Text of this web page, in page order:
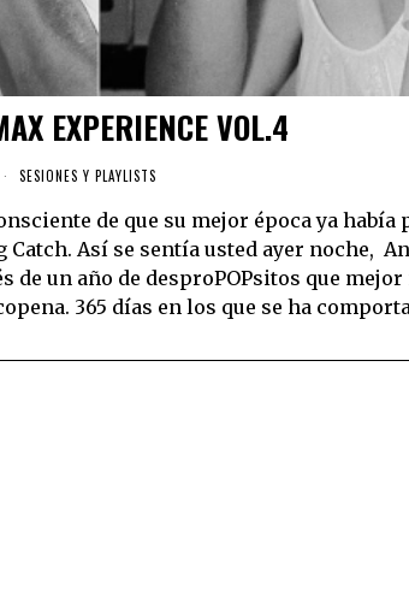
EXPERIENCE VOL.4
SESIONES Y PLAYLISTS
de que su mejor época ya había
Catch. Así se sentía usted ayer noche,
de un año de desproPOPsitos que mejor
365 días en los que se ha